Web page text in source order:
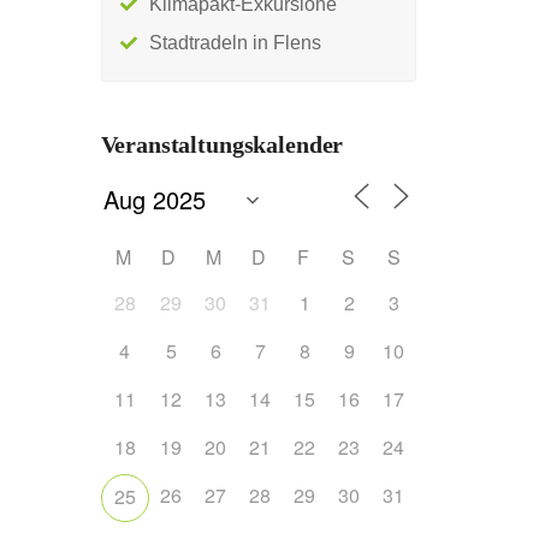
Klimapakt-Exkursione
Stadtradeln in Flens
Veranstaltungskalender
M D M D F S
S
28
29 30 31 1 2
3
4
5 6 7 8 9
10
11
12 13 14 15 16
17
18
19 20 21 22 23
24
25
26 27 28 29 30 31